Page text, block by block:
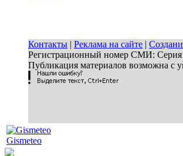
Контакты | Реклама на сайте |
Регистрационный номер СМИ:
Публикация материалов возможна с
Gismeteo